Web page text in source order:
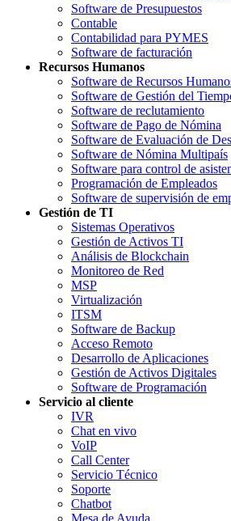
Software de Presupuestos
Contable
Contabilidad para PYMES
Software de facturación
Recursos Humanos
Software de Recursos
Software de Gestión del
Software de reclutamiento
Software de Pago de Nómina
Software de Evaluación de
Software de Nómina Multipaís
Software para control de
Programación de Empleados
Software de supervisión de
Gestión de TI
Sistemas Operativos
Gestión de Activos TI
Análisis de Blockchain
Monitoreo de Red
MSP
Virtualización
ITSM
Software de Backup
Acceso Remoto
Desarrollo de Aplicaciones
Gestión de Activos Digitales
Software de Programación
Servicio al cliente
IVR
Chat en vivo
VoIP
Call Center
Servicio Técnico
Soporte
Chatbot